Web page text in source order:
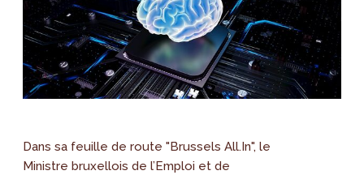
Dans sa feuille de route "Brussels All.In", le
Ministre bruxellois de l’Emploi et de